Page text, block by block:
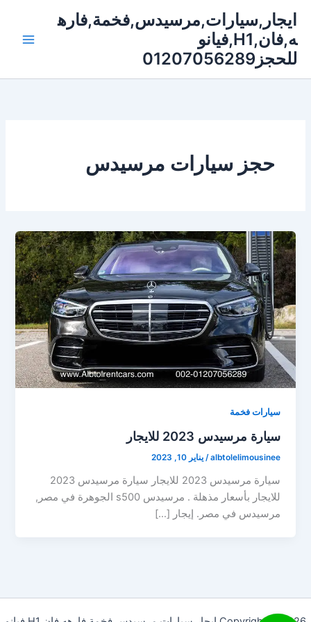
المحتوى
ايجار,سيارات,مرسيدس,فخمة,فاره
ه,فان,H1,فيانو
للحجز01207056289
حجز سيارات مرسيدس
سيارات فخمة
سيارة مرسيدس 2023 للايجار
albtolelimousinee
/يناير 10, 2023
سيارة مرسيدس 2023 للايجار سيارة مرسيدس 2023
للايجار بأسعار مذهلة . مرسيدس s500 الجوهرة في مصر,
مرسيدس في مصر. إيجار […]